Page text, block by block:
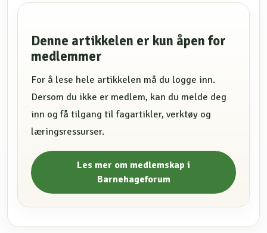
Denne artikkelen er kun åpen for
medlemmer
For å lese hele artikkelen må du logge inn.
Dersom du ikke er medlem, kan du melde deg
inn og få tilgang til fagartikler, verktøy og
læringsressurser.
Les mer om medlemskap i
Barnehageforum